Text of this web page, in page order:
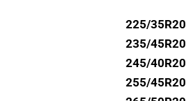
225/35R20
235/45R20
245/40R20
255/45R20